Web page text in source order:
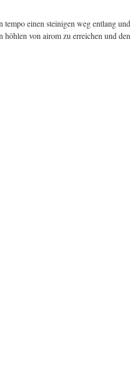
tempo einen steinigen weg entlang und
von airom zu erreichen und den